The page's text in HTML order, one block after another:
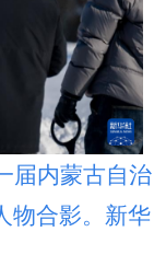
内蒙古自治
物合影。新华